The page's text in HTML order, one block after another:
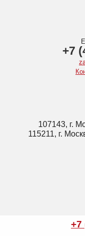
+7
107143, г.
115211, г.
+7